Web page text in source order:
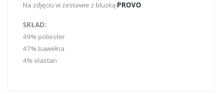
Na zdjęciu w zestawie z bluzką PROVO
SKŁAD:
49% poliester
47% bawełna
4% elastan